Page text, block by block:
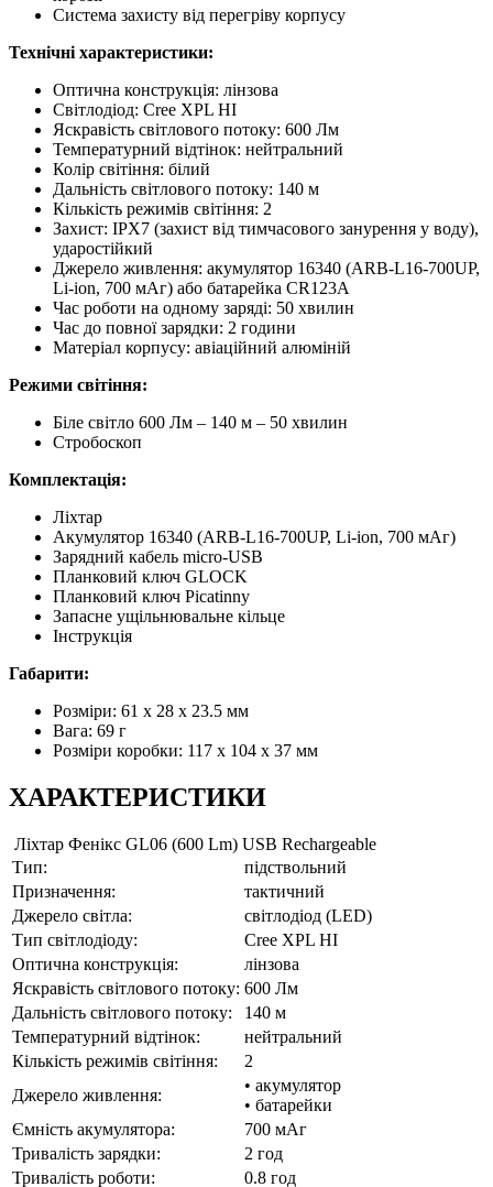
Система захисту від перегріву корпусу
Технічні характеристики:
Оптична конструкція: лінзова
Світлодіод: Cree XPL HI
Яскравість світлового потоку: 600 Лм
Температурний відтінок: нейтральний
Колір світіння: білий
Дальність світлового потоку: 140 м
Кількість режимів світіння: 2
Захист: IPХ7 (захист від тимчасового занурення у воду),
ударостійкий
Джерело живлення: акумулятор 16340 (ARB-L16-700UP,
Li-ion, 700 мАг) або батарейка CR123A
Час роботи на одному заряді: 50 хвилин
Час до повної зарядки: 2 години
Матеріал корпусу: авіаційний алюміній
Режими світіння:
Біле світло 600 Лм – 140 м – 50 хвилин
Стробоскоп
Комплектація:
Ліхтар
Акумулятор 16340 (ARB-L16-700UP, Li-ion, 700 мАг)
Зарядний кабель micro-USB
Планковий ключ GLOCK
Планковий ключ Picatinny
Запасне ущільнювальне кільце
Інструкція
Габарити:
Розміри: 61 х 28 х 23.5 мм
Вага: 69 г
Розміри коробки: 117 x 104 x 37 мм
ХАРАКТЕРИСТИКИ
Ліхтар Фенікс GL06 (600 Lm) USB Rechargeable
Тип:
підствольний
Призначення:
тактичний
Джерело світла:
світлодіод (LED)
Тип світлодіоду:
Cree XPL HI
Оптична конструкція:
лінзова
Яскравість світлового потоку: 600 Лм
Дальність світлового потоку:
140 м
Температурний відтінок:
нейтральний
Кількість режимів світіння:
2
Джерело живлення:
• акумулятор
• батарейки
Ємність акумулятора:
700 мАг
Тривалість зарядки:
2 год
Тривалість роботи:
0.8 год